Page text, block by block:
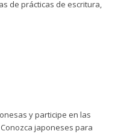
de prácticas de escritura,
y participe en las
japoneses para